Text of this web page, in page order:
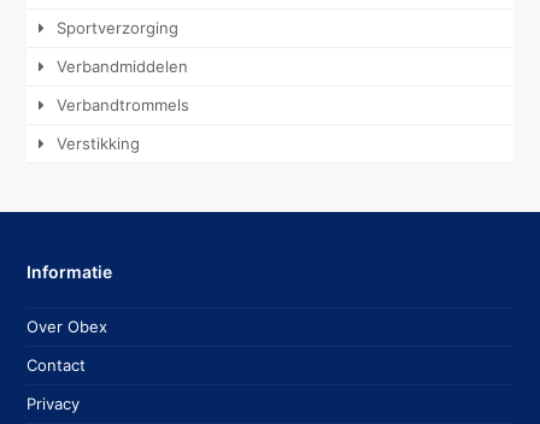
Sportverzorging
Verbandmiddelen
Verbandtrommels
Verstikking
Informatie
Over Obex
Contact
Privacy